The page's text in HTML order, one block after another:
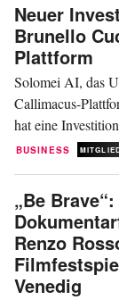
worden sein,
Medien unter
Schweizer
Zuvor hatte das
Lugano...
Neuer
Brunello
Plattform
Solomei AI, das
Callimacus-
hat eine
Salesforce, einem
Vereinbarung wird
Engineering- und
unterstützen. Dies
BUSINESS
„Be
Renzo
Venedig